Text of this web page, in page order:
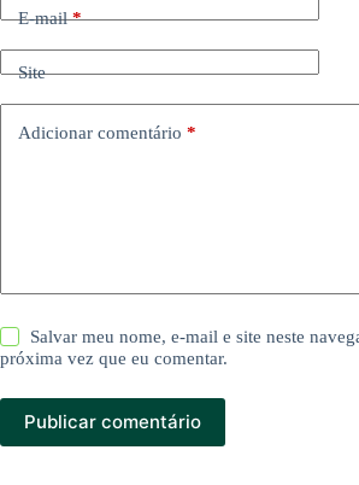
E-mail*
Site
Adicionar comentário *
Salvar meu nome, e-mail e site neste
próxima vez que eu comentar.
Publicar comentário